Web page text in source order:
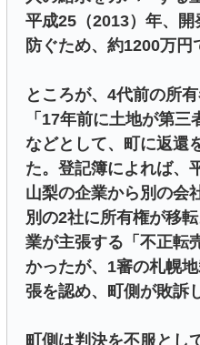
平成25（2013）年、
防ぐため、約1200万円
ところが、4代前の所
「17年前に土地が第三
などとして、町に返還
た。登記簿によれば、
山梨の企業から別の会
別の2社に所有権が移
業が主張する「不正転
かったが、1審の札幌
張を認め、町側が敗訴
町側は判決を不服とし